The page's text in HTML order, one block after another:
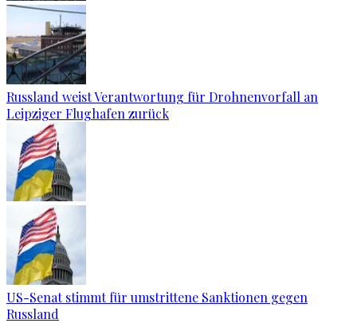
Russland weist Verantwortung für Drohnenvorfall an
Leipziger Flughafen zurück
US-Senat stimmt für umstrittene Sanktionen gegen
Russland